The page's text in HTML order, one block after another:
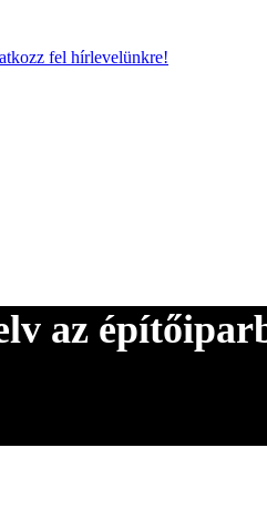
fel hírlevelünkre!
az